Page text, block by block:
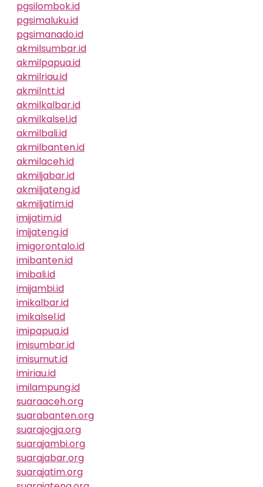
pgsilombok.id
pgsimaluku.id
pgsimanado.id
akmilsumbar.id
akmilpapua.id
akmilriau.id
akmilntt.id
akmilkalbar.id
akmilkalsel.id
akmilbali.id
akmilbanten.id
akmilaceh.id
akmiljabar.id
akmiljateng.id
akmiljatim.id
imijatim.id
imijateng.id
imigorontalo.id
imibanten.id
imibali.id
imijambi.id
imikalbar.id
imikalsel.id
imipapua.id
imisumbar.id
imisumut.id
imiriau.id
imilampung.id
suaraaceh.org
suarabanten.org
suarajogja.org
suarajambi.org
suarajabar.org
suarajatim.org